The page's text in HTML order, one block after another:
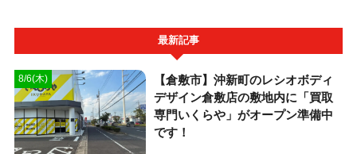
最新記事
8/6(木)
【倉敷市】沖新町のレシオボディ
デザイン倉敷店の敷地内に「買取
専門いくらや」がオープン準備中
です！